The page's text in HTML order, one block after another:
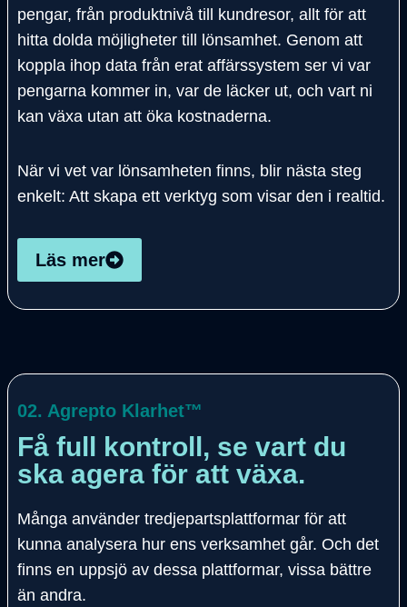
pengar, från produktnivå till kundresor, allt för att
hitta dolda möjligheter till lönsamhet. Genom att
koppla ihop data från erat affärssystem ser vi var
pengarna kommer in, var de läcker ut, och vart ni
kan växa utan att öka kostnaderna.
När vi vet var lönsamheten finns, blir nästa steg
enkelt: Att skapa ett verktyg som visar den i realtid.
Läs mer
02. Agrepto Klarhet™
Få full kontroll, se vart du
ska agera för att växa.
Många använder tredjepartsplattformar för att
kunna analysera hur ens verksamhet går. Och det
finns en uppsjö av dessa plattformar, vissa bättre
än andra.